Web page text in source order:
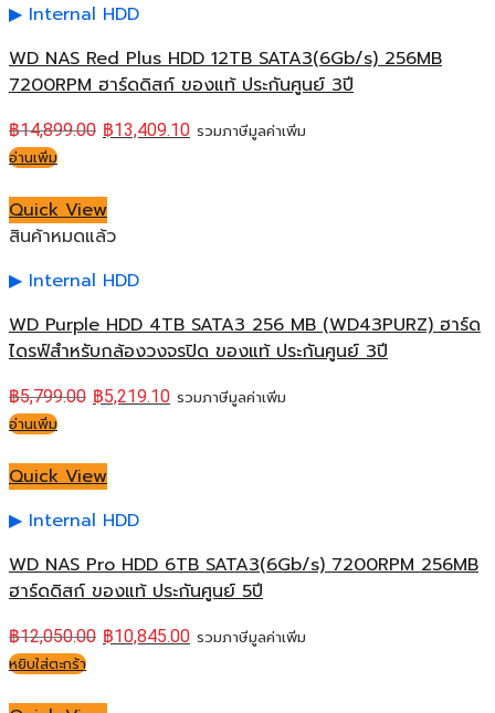
Internal HDD
WD NAS Red Plus HDD 12TB SATA3(6Gb/s) 256MB
7200RPM ฮาร์ดดิสก์ ของแท้ ประกันศูนย์ 3ปี
฿14,899.00 ฿13,409.10 รวมภาษีมูลค่าเพิ่ม
อ่านเพิ่ม
Quick View
สินค้าหมดแล้ว
Internal HDD
WD Purple HDD 4TB SATA3 256 MB (WD43PURZ) ฮาร์ด
ไดรฟ์สำหรับกล้องวงจรปิด ของแท้ ประกันศูนย์ 3ปี
฿5,799.00 ฿5,219.10 รวมภาษีมูลค่าเพิ่ม
อ่านเพิ่ม
Quick View
Internal HDD
WD NAS Pro HDD 6TB SATA3(6Gb/s) 7200RPM 256MB
ฮาร์ดดิสก์ ของแท้ ประกันศูนย์ 5ปี
฿12,050.00 ฿10,845.00 รวมภาษีมูลค่าเพิ่ม
หยิบใส่ตะกร้า